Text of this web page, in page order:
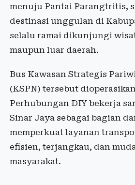
menuju Pantai Parangtritis,
destinasi unggulan di
selalu ramai dikunjungi
maupun luar daerah.
Bus Kawasan Strategis
(KSPN) tersebut
Perhubungan DIY bekerja
Sinar Jaya sebagai bagian
memperkuat layanan
efisien, terjangkau, dan
masyarakat.